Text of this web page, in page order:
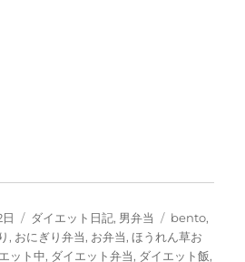
カ
テ
ゴ
ダイエット日記, 男弁当
タ
グ
bento,
, おにぎり弁当, お弁当,ほうれん草お
ット中, ダイエット弁当, ダイエット飯,